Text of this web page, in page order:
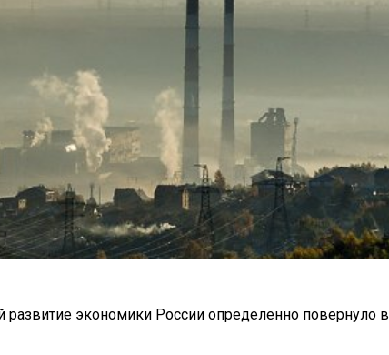
экономики России определенно повернуло в